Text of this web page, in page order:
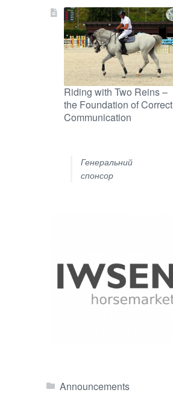
Riding with Two Reins –
the Foundation of Correct
Communication
Генеральний
спонсор
Announcements